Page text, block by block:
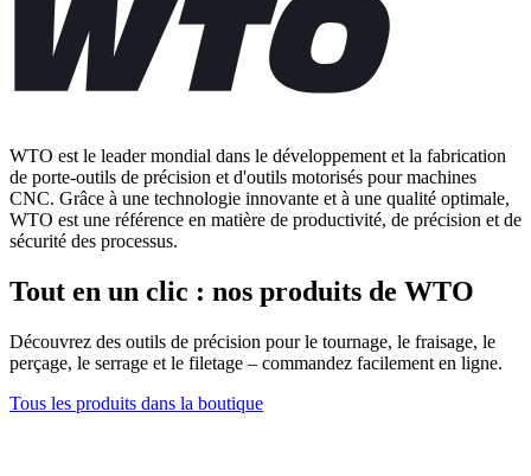
WTO est le leader mondial dans le développement et la fabrication
de porte-outils de précision et d'outils motorisés pour machines
CNC. Grâce à une technologie innovante et à une qualité optimale,
WTO est une référence en matière de productivité, de précision et de
sécurité des processus.
Tout en un clic : nos produits de WTO
Découvrez des outils de précision pour le tournage, le fraisage, le
perçage, le serrage et le filetage – commandez facilement en ligne.
Tous les produits dans la boutique